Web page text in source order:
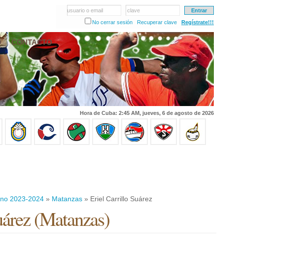
usuario o email
clave
No cerrar sesión
Recuperar clave Regístrate!!!
CONTACTO
Hora de Cuba: 2:45 AM, jueves, 6 de agosto de 2026
2023-2024 » Matanzas » Eriel Carrillo Suárez
(Matanzas)